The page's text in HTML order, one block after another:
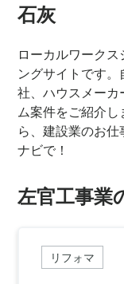
石灰
ローカルワーク
ングサイトです
社、ハウスメー
ム案件をご紹介
ら、建設業のお
ナビで！
左官工事業
リフォマ